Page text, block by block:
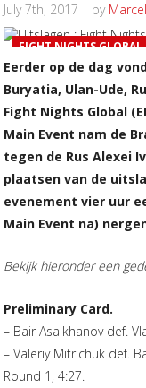
July 7th, 2017 | by
FIGHT NIGHTS GLOBAL
Eerder op de dag
Buryatia, Ulan-Ude,
Fight Nights Global
Main Event nam de
tegen de Rus Alexei
plaatsen van de
evenement vier uur
Main Event na)
Bekijk hieronder een
Preliminary Card.
– Bair Asalkhanov def.
– Valeriy Mitrichuk def.
Round 1, 4:27.